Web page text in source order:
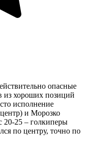
опасные
из хороших позиций
исполнение
и Морозко
20-25 – голкиперы
по центру, точно по